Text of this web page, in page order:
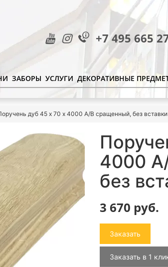
+7 495 665
ЗАБОРЫ УСЛУГИ ДЕКОРАТИВНЫЕ
дуб 45 х 70 х 4000 А/В сращенный, без вставки
4000
без
3 670 руб.
Заказать
Заказать в 1